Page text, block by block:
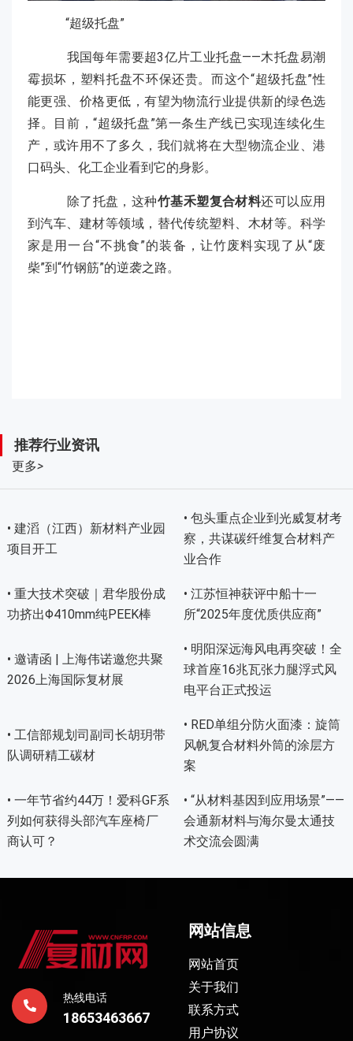
“超级托盘”
我国每年需要超3亿片工业托盘——木托盘易潮
霉损坏，塑料托盘不环保还贵。而这个“超级托盘”性
能更强、价格更低，有望为物流行业提供新的绿色选
择。目前，“超级托盘”第一条生产线已实现连续化生
产，或许用不了多久，我们就将在大型物流企业、港
口码头、化工企业看到它的身影。
除了托盘，这种竹基禾塑复合材料还可以应用
到汽车、建材等领域，替代传统塑料、木材等。科学
家是用一台“不挑食”的装备，让竹废料实现了从“废
柴”到“竹钢筋”的逆袭之路。
推荐行业资讯
更多>
• 建滔（江西）新材料产业园
项目开工
• 包头重点企业到光威复材考
察，共谋碳纤维复合材料产
业合作
• 重大技术突破｜君华股份成
功挤出Φ410mm纯PEEK棒
• 江苏恒神获评中船十一
所“2025年度优质供应商”
• 邀请函 | 上海伟诺邀您共聚
2026上海国际复材展
• 明阳深远海风电再突破！全
球首座16兆瓦张力腿浮式风
电平台正式投运
• 工信部规划司副司长胡玥带
队调研精工碳材
• RED单组分防火面漆：旋筒
风帆复合材料外筒的涂层方
案
• 一年节省约44万！爱科GF系
列如何获得头部汽车座椅厂
商认可？
• “从材料基因到应用场景”——
会通新材料与海尔曼太通技
术交流会圆满
热线电话
18653463667
网站信息
网站首页
关于我们
联系方式
用户协议